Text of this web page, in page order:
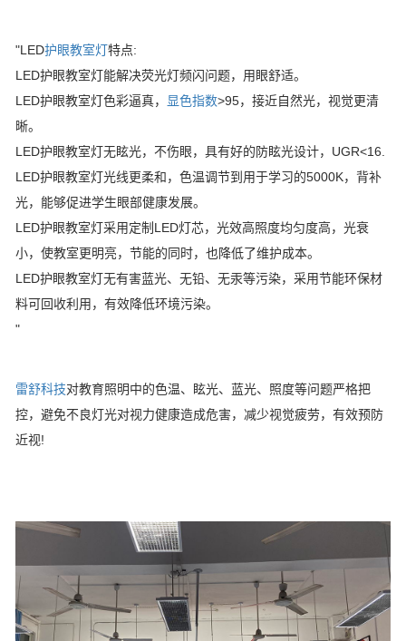
"LED护眼教室灯特点:
LED护眼教室灯能解决荧光灯频闪问题，用眼舒适。
LED护眼教室灯色彩逼真，
显色指数>95，接近自然光，视觉更清
晰。
LED护眼教室灯无眩光，不伤眼，具有好的防眩光设计，UGR<16.
LED护眼教室灯光线更柔和，色温调节到用于学习的5000K，背补
光，能够促进学生眼部健康发展。
LED护眼教室灯采用定制LED灯芯，光效高照度均匀度高，光衰
小，使教室更明亮，节能的同时，也降低了维护成本。
LED护眼教室灯无有害蓝光、无铅、无汞等污染，采用节能环保材
料可回收利用，有效降低环境污染。
"
雷舒科技对教育照明中的色温、眩光、蓝光、照度等问题严格把
控，避免不良灯光对视力健康造成危害，减少视觉疲劳，有效预防
近视!